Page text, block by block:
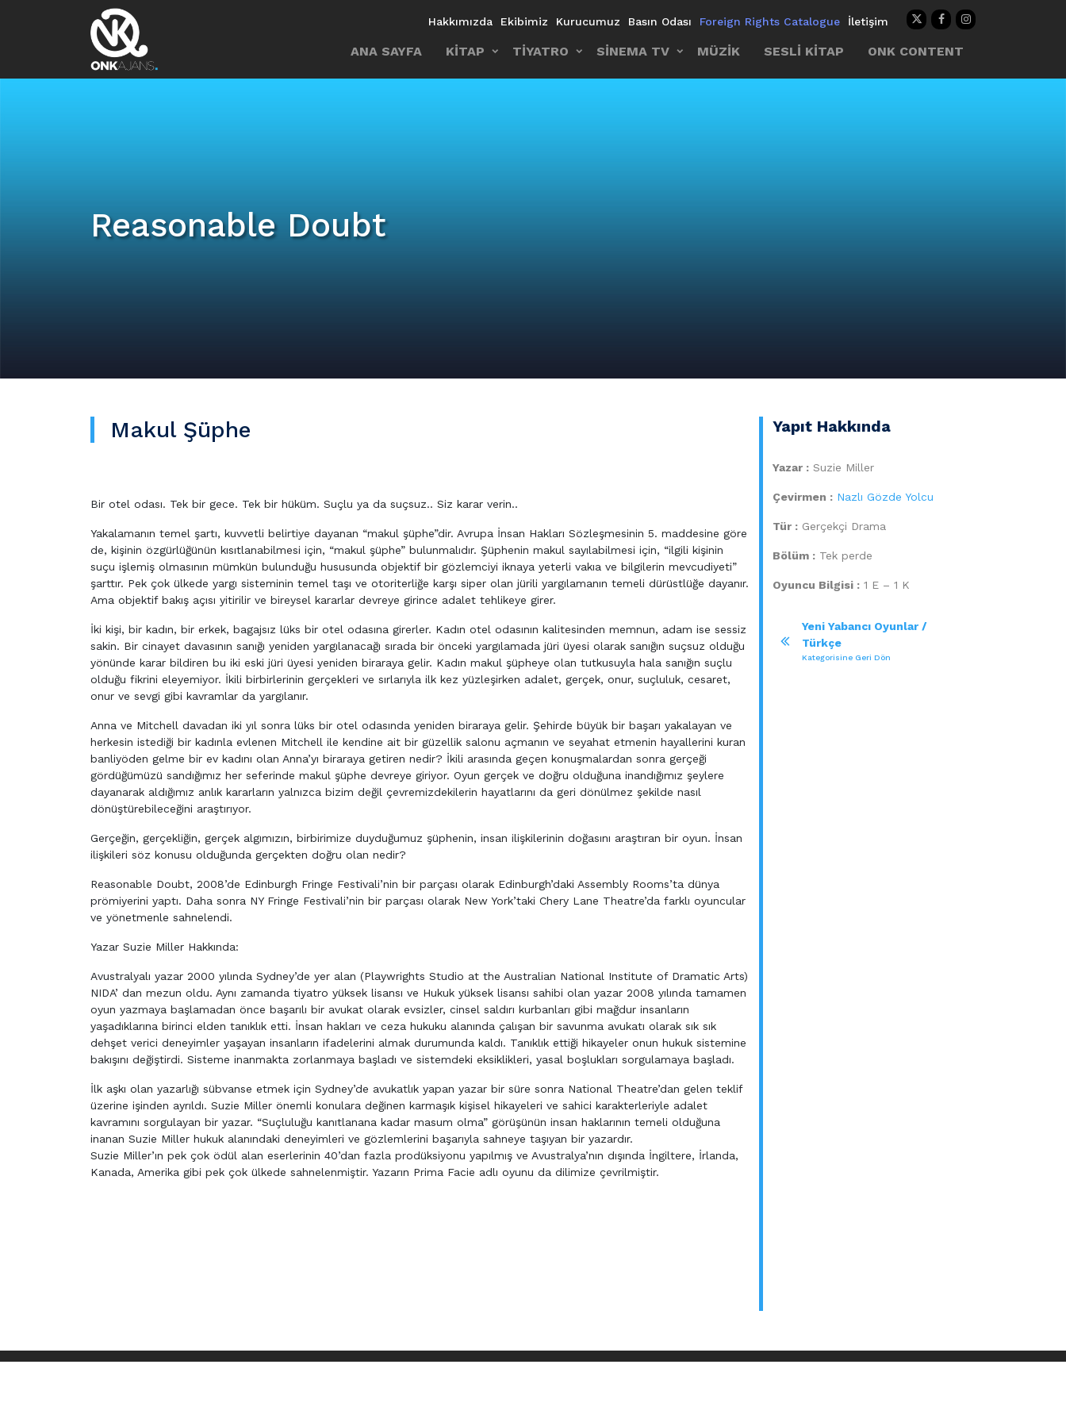
Hakkımızda Ekibimiz Kurucumuz Basın Odası Foreign Rights Catalogue İletişim
ANA SAYFA KİTAP TİYATRO SİNEMA TV MÜZİK SESLİ KİTAP ONK CONTENT
Reasonable Doubt
Makul Şüphe
Bir otel odası. Tek bir gece. Tek bir hüküm. Suçlu ya da suçsuz.. Siz karar verin..
Yakalamanın temel şartı, kuvvetli belirtiye dayanan “makul şüphe”dir. Avrupa İnsan Hakları Sözleşmesinin 5. maddesine göre
de, kişinin özgürlüğünün kısıtlanabilmesi için, “makul şüphe” bulunmalıdır. Şüphenin makul sayılabilmesi için, “ilgili kişinin
suçu işlemiş olmasının mümkün bulunduğu hususunda objektif bir gözlemciyi iknaya yeterli vakıa ve bilgilerin mevcudiyeti”
şarttır. Pek çok ülkede yargı sisteminin temel taşı ve otoriterliğe karşı siper olan jürili yargılamanın temeli dürüstlüğe dayanır.
Ama objektif bakış açısı yitirilir ve bireysel kararlar devreye girince adalet tehlikeye girer.
İki kişi, bir kadın, bir erkek, bagajsız lüks bir otel odasına girerler. Kadın otel odasının kalitesinden memnun, adam ise sessiz
sakin. Bir cinayet davasının sanığı yeniden yargılanacağı sırada bir önceki yargılamada jüri üyesi olarak sanığın suçsuz olduğu
yönünde karar bildiren bu iki eski jüri üyesi yeniden biraraya gelir. Kadın makul şüpheye olan tutkusuyla hala sanığın suçlu
olduğu fikrini eleyemiyor. İkili birbirlerinin gerçekleri ve sırlarıyla ilk kez yüzleşirken adalet, gerçek, onur, suçluluk, cesaret,
onur ve sevgi gibi kavramlar da yargılanır.
Anna ve Mitchell davadan iki yıl sonra lüks bir otel odasında yeniden biraraya gelir. Şehirde büyük bir başarı yakalayan ve
herkesin istediği bir kadınla evlenen Mitchell ile kendine ait bir güzellik salonu açmanın ve seyahat etmenin hayallerini kuran
banliyöden gelme bir ev kadını olan Anna’yı biraraya getiren nedir? İkili arasında geçen konuşmalardan sonra gerçeği
gördüğümüzü sandığımız her seferinde makul şüphe devreye giriyor. Oyun gerçek ve doğru olduğuna inandığımız şeylere
dayanarak aldığımız anlık kararların yalnızca bizim değil çevremizdekilerin hayatlarını da geri dönülmez şekilde nasıl
dönüştürebileceğini araştırıyor.
Gerçeğin, gerçekliğin, gerçek algımızın, birbirimize duyduğumuz şüphenin, insan ilişkilerinin doğasını araştıran bir oyun. İnsan
ilişkileri söz konusu olduğunda gerçekten doğru olan nedir?
Reasonable Doubt, 2008’de Edinburgh Fringe Festivali’nin bir parçası olarak Edinburgh’daki Assembly Rooms’ta dünya
prömiyerini yaptı. Daha sonra NY Fringe Festivali’nin bir parçası olarak New York’taki Chery Lane Theatre’da farklı oyuncular
ve yönetmenle sahnelendi.
Yazar Suzie Miller Hakkında:
Avustralyalı yazar 2000 yılında Sydney’de yer alan (Playwrights Studio at the Australian National Institute of Dramatic Arts)
NIDA’ dan mezun oldu. Aynı zamanda tiyatro yüksek lisansı ve Hukuk yüksek lisansı sahibi olan yazar 2008 yılında tamamen
oyun yazmaya başlamadan önce başarılı bir avukat olarak evsizler, cinsel saldırı kurbanları gibi mağdur insanların
yaşadıklarına birinci elden tanıklık etti. İnsan hakları ve ceza hukuku alanında çalışan bir savunma avukatı olarak sık sık
dehşet verici deneyimler yaşayan insanların ifadelerini almak durumunda kaldı. Tanıklık ettiği hikayeler onun hukuk sistemine
bakışını değiştirdi. Sisteme inanmakta zorlanmaya başladı ve sistemdeki eksiklikleri, yasal boşlukları sorgulamaya başladı.
İlk aşkı olan yazarlığı sübvanse etmek için Sydney’de avukatlık yapan yazar bir süre sonra National Theatre’dan gelen teklif
üzerine işinden ayrıldı. Suzie Miller önemli konulara değinen karmaşık kişisel hikayeleri ve sahici karakterleriyle adalet
kavramını sorgulayan bir yazar. “Suçluluğu kanıtlanana kadar masum olma” görüşünün insan haklarının temeli olduğuna
inanan Suzie Miller hukuk alanındaki deneyimleri ve gözlemlerini başarıyla sahneye taşıyan bir yazardır.
Suzie Miller’ın pek çok ödül alan eserlerinin 40’dan fazla prodüksiyonu yapılmış ve Avustralya’nın dışında İngiltere, İrlanda,
Kanada, Amerika gibi pek çok ülkede sahnelenmiştir. Yazarın Prima Facie adlı oyunu da dilimize çevrilmiştir.
Yapıt Hakkında
Yazar : Suzie Miller
Çevirmen : Nazlı Gözde Yolcu
Tür : Gerçekçi Drama
Bölüm : Tek perde
Oyuncu Bilgisi : 1 E – 1 K
Yeni Yabancı Oyunlar /
Türkçe
Kategorisine Geri Dön